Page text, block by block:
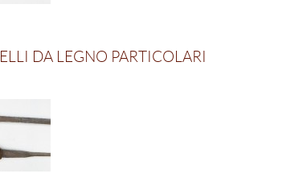
DA LEGNO PARTICOLARI